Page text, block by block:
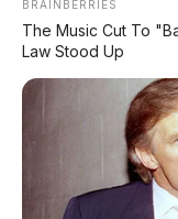
BRAINBERRIES
The Music Cut To
Law Stood Up